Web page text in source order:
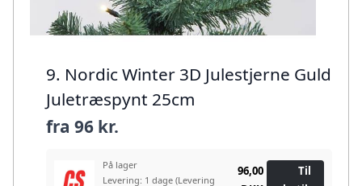
9. Nordic Winter 3D Julestjerne Guld
Juletræspynt 25cm
fra 96 kr.
På lager
Levering: 1 dage (Levering
96,00
Til